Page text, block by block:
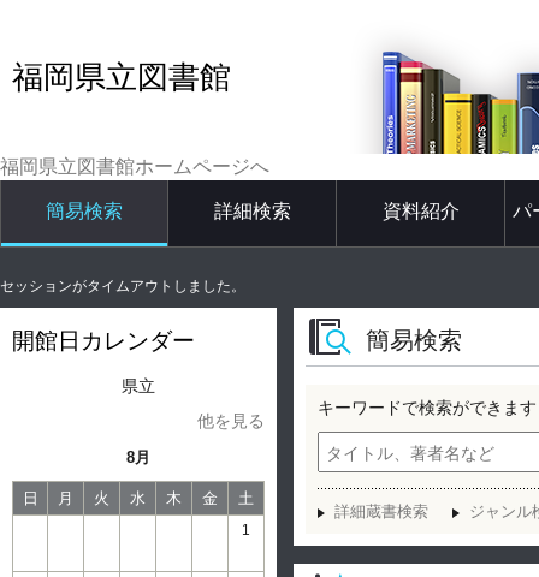
福岡県立図書館
福岡県立図書館ホームページへ
簡易検索 詳細検索 資料紹介 パ
セッションがタイムアウトしました。
開館日カレンダー
県立
他を見る
8月
日 月 火 水 木 金 土
1
簡易検索
キーワードで検索ができます
詳細蔵書検索 ジャンル